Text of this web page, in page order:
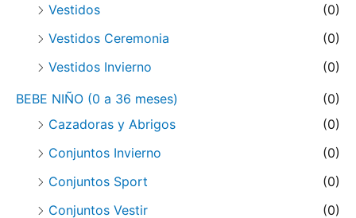
Vestidos
(0)
Vestidos Ceremonia
(0)
Vestidos Invierno
(0)
BEBE NIÑO (0 a 36 meses)
(0)
Cazadoras y Abrigos
(0)
Conjuntos Invierno
(0)
Conjuntos Sport
(0)
Conjuntos Vestir
(0)